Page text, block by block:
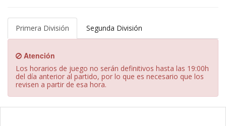
Primera División Segunda División
Atención
Los horarios de juego no serán definitivos hasta las 19:00h
del día anterior al partido, por lo que es necesario que los
revisen a partir de esa hora.